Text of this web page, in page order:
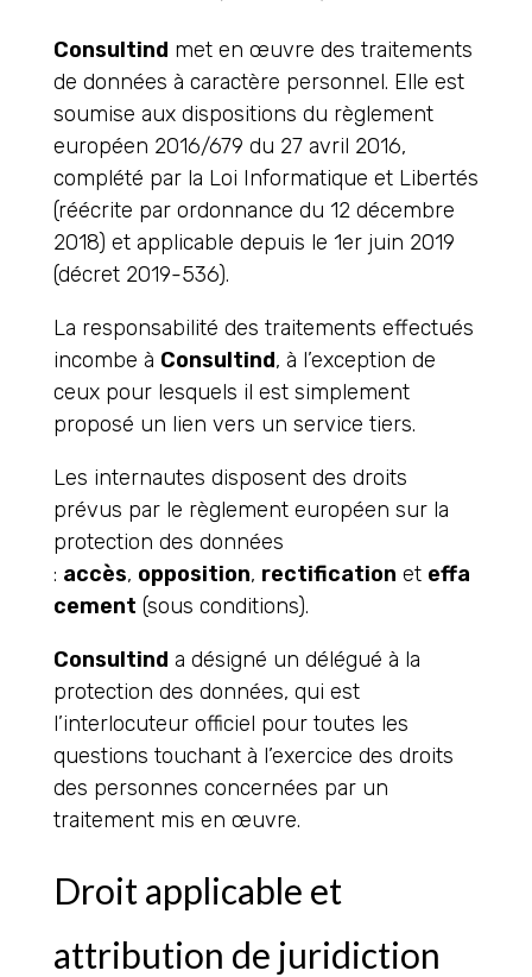
Consultind met en œuvre des traitements
de données à caractère personnel. Elle est
soumise aux dispositions du règlement
européen 2016/679 du 27 avril 2016,
complété par la Loi Informatique et Libertés
(réécrite par ordonnance du 12 décembre
2018) et applicable depuis le 1er juin 2019
(décret 2019-536).
La responsabilité des traitements effectués
incombe à Consultind, à l’exception de
ceux pour lesquels il est simplement
proposé un lien vers un service tiers.
Les internautes disposent des droits
prévus par le règlement européen sur la
protection des données
: accès, opposition, rectification et effa
cement (sous conditions).
Consultind a désigné un délégué à la
protection des données, qui est
l’interlocuteur officiel pour toutes les
questions touchant à l’exercice des droits
des personnes concernées par un
traitement mis en œuvre.
Droit applicable et
attribution de juridiction